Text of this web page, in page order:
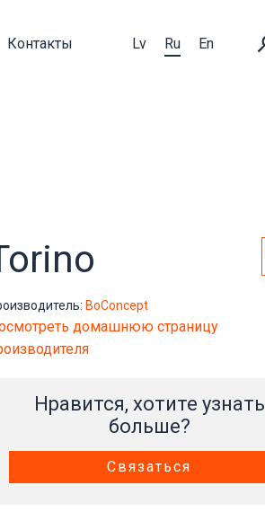
Контакты Lv Ru En
BoConcept
домашнюю страницу
Нравится, хотите узнать
больше?
Связаться